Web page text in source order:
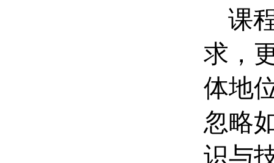
课
求，
体地
忽略
识与